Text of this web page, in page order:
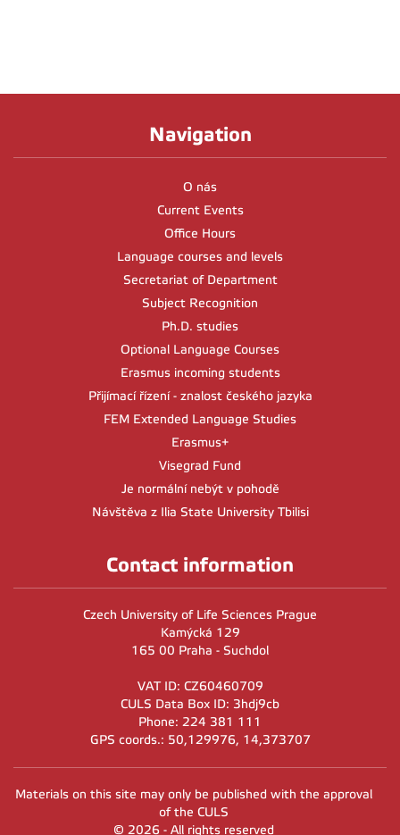
Navigation
O nás
Current Events
Office Hours
Language courses and levels
Secretariat of Department
Subject Recognition
Ph.D. studies
Optional Language Courses
Erasmus incoming students
Přijímací řízení - znalost českého jazyka
FEM Extended Language Studies
Erasmus+
Visegrad Fund
Je normální nebýt v pohodě
Návštěva z Ilia State University Tbilisi
Contact information
Czech University of Life Sciences Prague
Kamýcká 129
165 00 Praha - Suchdol
VAT ID: CZ60460709
CULS Data Box ID: 3hdj9cb
Phone: 224 381 111
GPS coords.: 50,129976, 14,373707
Materials on this site may only be published with the approval
of the CULS
© 2026 - All rights reserved